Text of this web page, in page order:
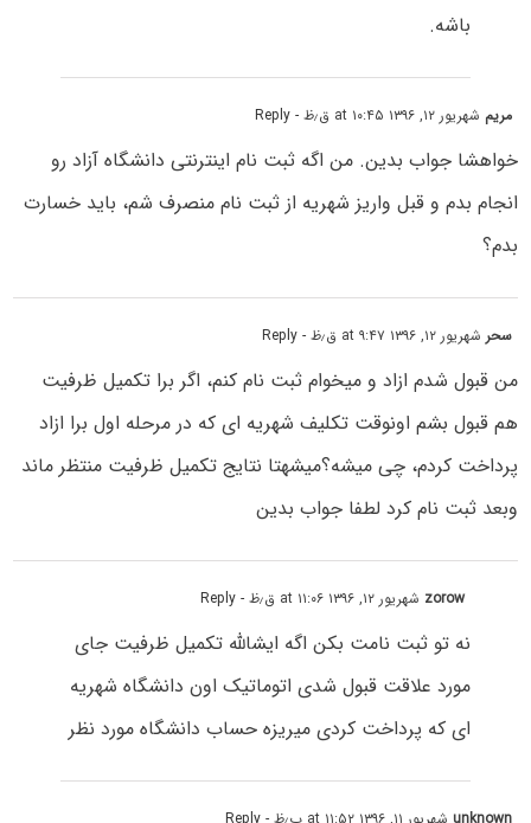
باشه.
مریم شهریور ۱۲, ۱۳۹۶ at ۱۰:۴۵ ق٫ظ - Reply
خواهشا جواب بدین. من اگه ثبت نام اینترنتی دانشگاه آزاد رو
انجام بدم و قبل واریز شهریه از ثبت نام منصرف شم، باید خسارت
بدم؟
سحرشهریور ۱۲, ۱۳۹۶ at ۹:۴۷ ق٫ظ - Reply
من قبول شدم ازاد و میخوام ثبت نام کنم، اگر برا تکمیل ظرفیت
هم قبول بشم اونوقت تکلیف شهریه ای که در مرحله اول برا ازاد
پرداخت کردم، چی میشه؟میشهتا نتایج تکمیل ظرفیت منتظر ماند
وبعد ثبت نام کرد لطفا جواب بدین
zorow شهریور ۱۲, ۱۳۹۶ at ۱۱:۰۶ ق٫ظ - Reply
نه تو ثبت نامت بکن اگه ایشالله تکمیل ظرفیت جای
مورد علاقت قبول شدی اتوماتیک اون دانشگاه شهریه
ای که پرداخت کردی میریزه حساب دانشگاه مورد نظر